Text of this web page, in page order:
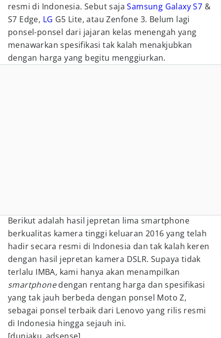
resmi di Indonesia. Sebut sajaSamsung Galaxy S7 &
S7 Edge, LG G5 Lite, atau Zenfone 3. Belum lagi
ponsel-ponsel dari jajaran kelas menengah yang
menawarkan spesifikasi tak kalah menakjubkan
dengan harga yang begitu menggiurkan.
Berikut adalah hasil jepretan lima smartphone
berkualitas kamera tinggi keluaran 2016 yang telah
hadir secara resmi di Indonesia dan tak kalah keren
dengan hasil jepretan kamera DSLR. Supaya tidak
terlalu IMBA, kami hanya akan menampilkan
smartphonedengan rentang harga dan spesifikasi
yang tak jauh berbeda dengan ponsel Moto Z,
sebagai ponsel terbaik dari Lenovo yang rilis resmi
di Indonesia hingga sejauh ini.